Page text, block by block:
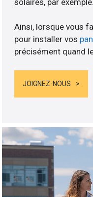
Ainsi, lorsque vous
pour installer vos
précisément quand
JOIGNEZ-NOUS